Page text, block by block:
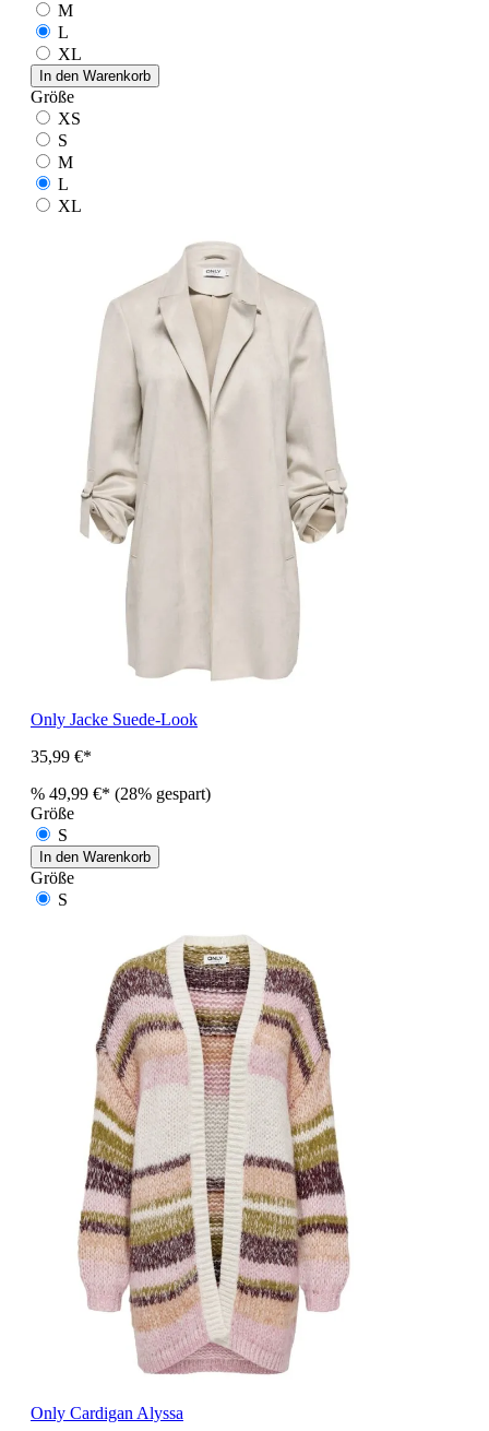
M
L
XL
In den Warenkorb
Größe
XS
S
M
L
XL
Only Jacke Suede-Look
35,99 €*
% 49,99 €* (28% gespart)
Größe
S
In den Warenkorb
Größe
S
Only Cardigan Alyssa